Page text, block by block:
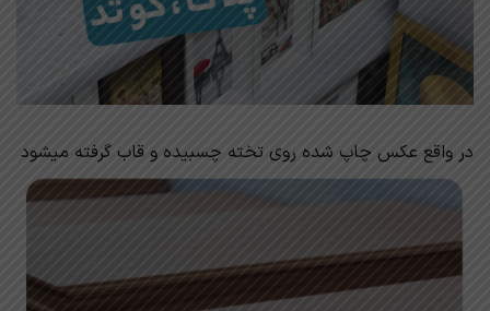
در واقع عکس چاپ شده روی تخته چسبیده و قاب گرفته میشود